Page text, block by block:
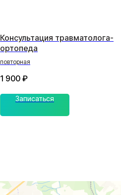
Консультация травматолога-
ортопеда
повторная
1 900 ₽
Записаться